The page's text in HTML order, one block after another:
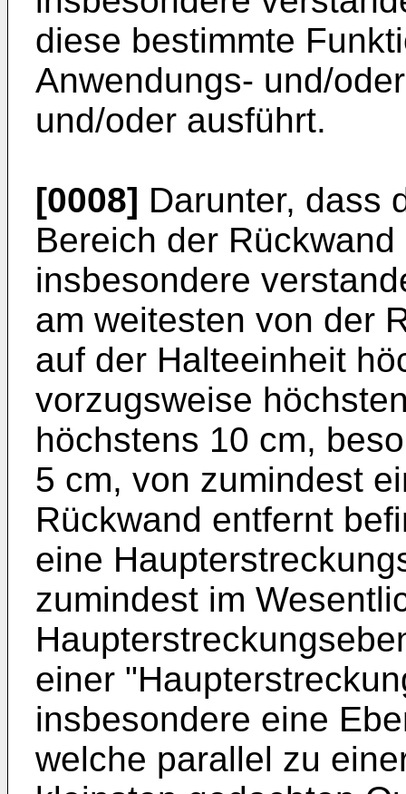
diese bestimmte
Anwendungs- und/
und/oder ausführt.
[0008] Darunter, dass
Bereich der
insbesondere
am weitesten von der
auf der Halteeinheit
vorzugsweise
höchstens 10 cm,
5 cm, von zumindest
Rückwand entfernt
eine
zumindest im
einer
insbesondere eine
welche parallel zu